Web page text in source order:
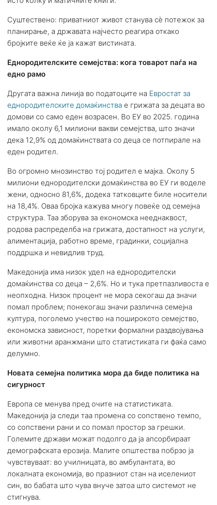
Суштествено: приватниот живот станува сè потежок за
планирање, а државата најчесто реагира откако
бројките веќе ќе ја кажат вистината.
Еднородителските семејства: кога товарот паѓа на
едно рамо
Другата важна линија во податоците на Евростат за
еднородителските домаќинства е грижата за децата во
домови со само еден возрасен. Во ЕУ во 2025. година
имало околу 6,1 милиони вакви семејства, што значи
дека 12,9% од домаќинствата со деца се потпирале на
еден родител.
Во огромно мнозинство тој родител е мајка. Околу 5
милиони еднородителски домаќинства во ЕУ ги воделе
жени, односно 81,6%, додека татковците биле носители
на 18,4%. Оваа бројка кажува многу повеќе од семејна
структура. Таа зборува за економска нееднаквост,
родова распределба на грижата, достапност на услуги,
алиментација, работно време, градинки, социјална
поддршка и невидлив труд.
Македонија има низок удел на еднородителски
домаќинства со деца – 2,6%. Но и тука претпазливоста е
неопходна. Низок процент не мора секогаш да значи
помал проблем; понекогаш значи различна семејна
култура, поголемо учество на поширокото семејство,
економска зависност, поретки формални раздвојувања
или животни аранжмани што статистиката ги фаќа само
делумно.
Новата семејна политика мора да биде политика на
сигурност
Европа се менува пред очите на статистиката.
Македонија ја следи таа промена со сопствено темпо,
со сопствени рани и со помал простор за грешки.
Големите држави можат подолго да ја апсорбираат
демографската ерозија. Малите општества побрзо ја
чувствуваат: во училницата, во амбулантата, во
локалната економија, во празниот стан на иселениот
син, во бабата што чува внуче затоа што системот не
стигнува.